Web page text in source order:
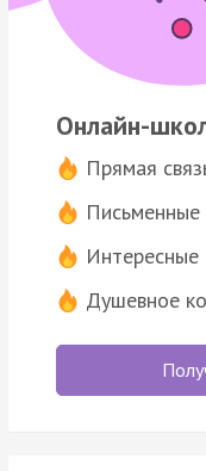
Онлайн-
Прямая
Письменные
Интересные
Душевное